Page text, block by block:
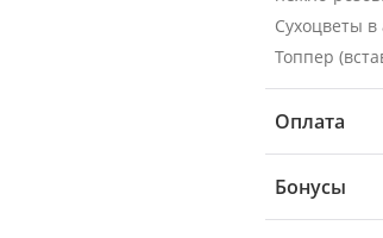
Сухоцветы в
Топпер
Оплата
Бонусы